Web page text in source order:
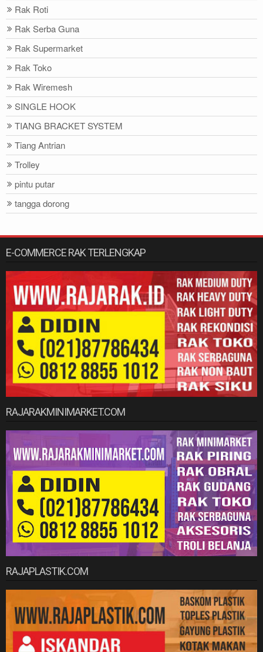
Rak Roti
Rak Serba Guna
Rak Supermarket
Rak Toko
Rak Wiremesh
SINGLE HOOK
TIANG BRACKET SYSTEM
Tiang Antrian
Trolley
pintu putar
tangga dorong
E-COMMERCE RAK TERLENGKAP
RAJARAKMINIMARKET.COM
RAJAPLASTIK.COM